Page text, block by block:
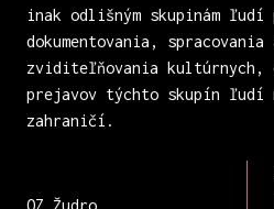
inak odlišným skupinám ľudí
dokumentovania, spracovania
zviditeľňovania kultúrnych,
prejavov týchto skupín ľudí
zahraničí.
OZ Žudro